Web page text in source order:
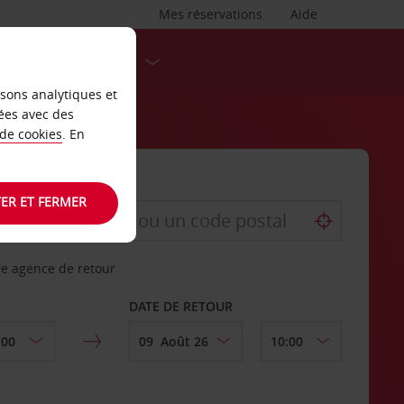
Aide
Mes réservations
agence de retour
DATE DE RETOUR
analytiques et
avec des
cookies. En
ET FERMER